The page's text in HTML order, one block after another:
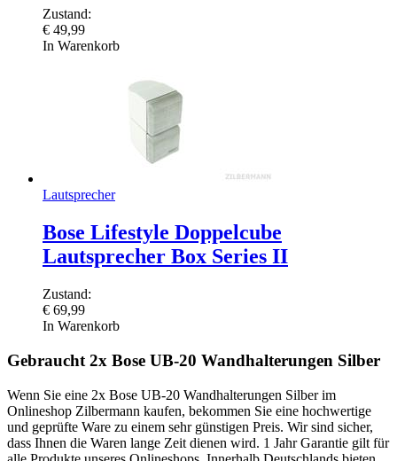
Zustand:
€ 49,99
In Warenkorb
Lautsprecher
Bose Lifestyle Doppelcube
Lautsprecher Box Series II
Zustand:
€ 69,99
In Warenkorb
Gebraucht 2x Bose UB-20 Wandhalterungen Silber
Wenn Sie eine 2x Bose UB-20 Wandhalterungen Silber im
Onlineshop Zilbermann kaufen, bekommen Sie eine hochwertige
und geprüfte Ware zu einem sehr günstigen Preis. Wir sind sicher,
dass Ihnen die Waren lange Zeit dienen wird. 1 Jahr Garantie gilt für